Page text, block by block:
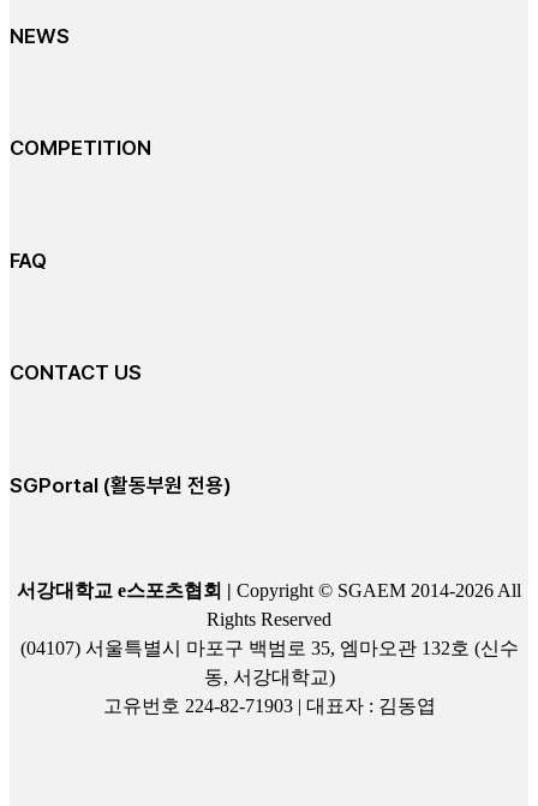
NEWS
COMPETITION
FAQ
CONTACT US
SGPortal (활동부원 전용)
서강대학교 e스포츠협회 | Copyright © SGAEM 2014-2026 All
Rights Reserved
(04107) 서울특별시 마포구 백범로 35, 엠마오관 132호 (신수
동, 서강대학교)
고유번호 224-82-71903 | 대표자 : 김동엽